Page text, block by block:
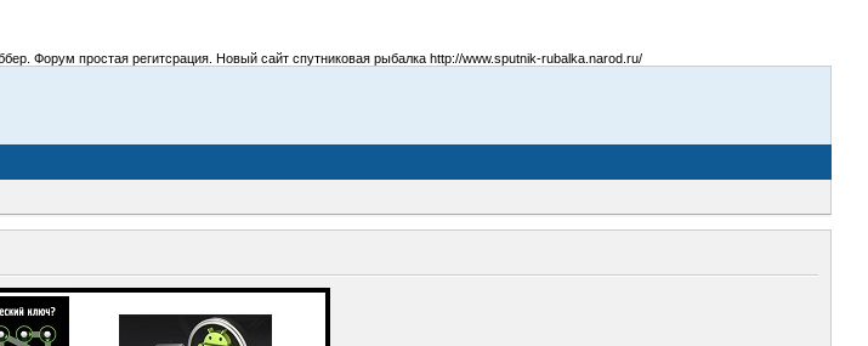
Форум простая регитсрация. Новый сайт спутниковая рыбалка http://www.sputnik-rubalka.narod.ru/